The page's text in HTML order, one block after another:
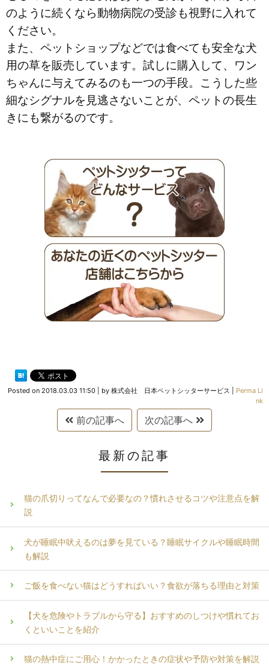
のように続くなら動物病院の受診も視野に入れて
ください。
また、ペットショップなどでは食べても安全な犬
用の草を販売しています。試しに購入して、ワン
ちゃんに与えてみるのも一つの手段。こうした些
細なシグナルを見逃さないことが、ペットの長生
きにも繋がるのです。
Posted on 2018.03.03 11:50 by 株式会社 日本ペットシッターサービス
Perma Li
nk
前の記事へ 次の記事へ
最新の記事
猫の爪切りってなんで必要なの？慣れさせるコツや注意点を解
説
犬が睡眠中吠えるのは夢を見ている？睡眠サイクルや睡眠時間
も解説
ご飯を食べない猫はどうすればいい？食欲が落ちる理由と対策
【犬を危険やトラブルから守る】おすすめのしつけや慣れてお
くといいことを紹介
猫の熱中症にご用心！かかったときの症状や予防や対策を解説